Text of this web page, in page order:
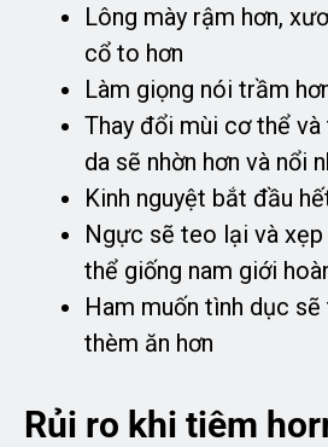
Lông mày rậm hơn,
cổ to hơn
Làm giọng nói trầm
Thay đổi mùi cơ thể
da sẽ nhờn hơn và nổi
Kinh nguyệt bắt đầu
Ngực sẽ teo lại và
thể giống nam giới
Ham muốn tình dục
thèm ăn hơn
Rủi ro khi tiêm